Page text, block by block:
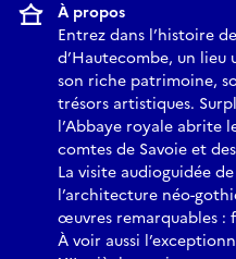
À propos
Entrez dans l’histoire
d’Hautecombe, un lieu
son riche patrimoine,
trésors artistiques.
l’Abbaye royale abrite
comtes de Savoie et
La visite audioguidée
l’architecture néo-
œuvres remarquables :
À voir aussi